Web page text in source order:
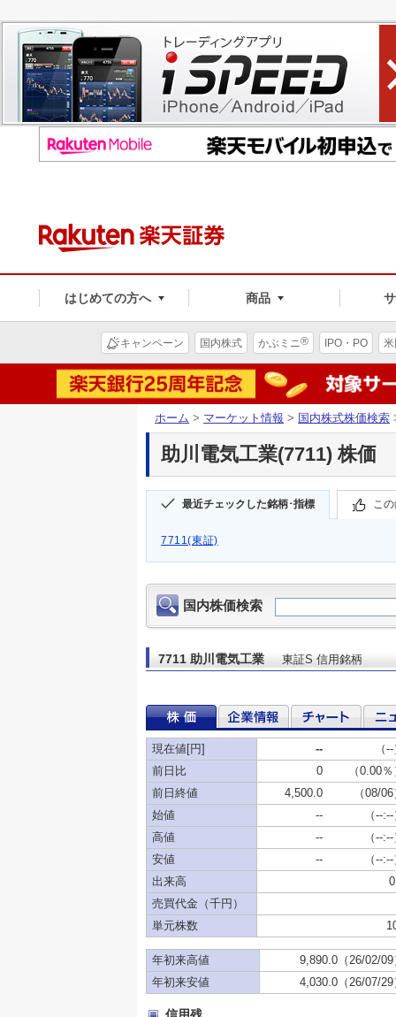
はじめての方へ 商品
キャンペーン 国内株式 かぶミニ® IPO・PO
ホーム > マーケット情報 > 国内株式株価検索
助川電気工業(7711) 株価
最近チェックした銘柄･指標 こ
7711(東証)